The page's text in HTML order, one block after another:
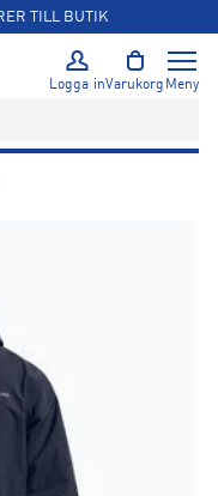
TILL BUTIK
Logga inVarukorg Meny